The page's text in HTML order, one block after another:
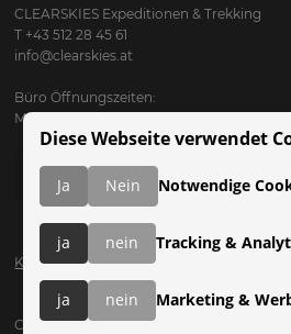
CLEARSKIES Expeditionen & Trekking
T +43 512 28 45 61
info@clearskies.at
Büro Öffnungszeiten:
Mo bis Fr: 09:00 - 17:00
Katalog anfordern
Clearskies Newsletter anfordern:
Diese Webseite verwendet
Ja Nein Notwendige
ja nein Tracking &
ja nein Marketing &